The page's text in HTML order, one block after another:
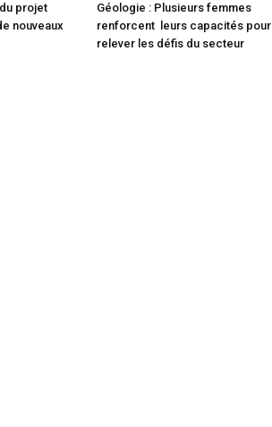
projet
nouveaux
Géologie : Plusieurs femmes
renforcent leurs capacités pour
relever les défis du secteur